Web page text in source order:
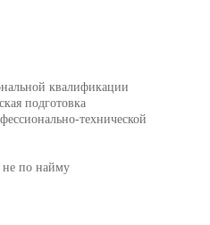
квалификации
подготовка
технической
не по найму